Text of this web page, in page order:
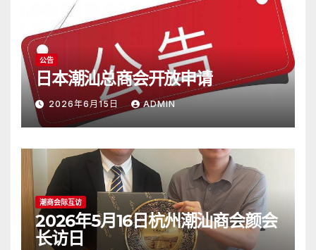
公告
日本潮汕总商会开放申请
2026年6月15日 ADMIN
潮商会际互访
2026年5月16日杭州潮汕商会颜会
长访日